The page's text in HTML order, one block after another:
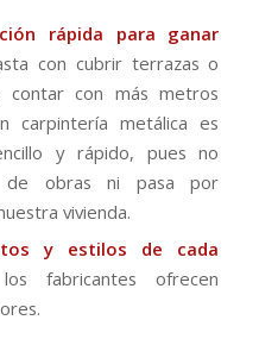
rápida para ganar
con cubrir terrazas o
contar con más metros
carpintería metálica es
y rápido, pues no
de obras ni pasa por
vivienda.
y estilos de cada
fabricantes ofrecen